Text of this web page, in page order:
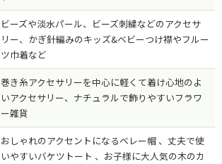
ビーズや淡水パール、ビーズ刺繍などのアクセサ
リー、かぎ針編みのキッズ&ベビーつけ襟やフルー
ツ巾着など
巻き糸アクセサリーを中心に軽くて着け心地のよ
いアクセサリー、ナチュラルで飾りやすいフラワ
ー雑貨
おしゃれのアクセントになるベレー帽 、丈夫で使
いやすいバケツトート 、お子様に大人気の木のカ